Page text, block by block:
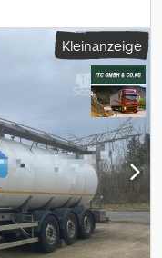
, Ausstattung:ABS, =
- Aluminiumfelgen
= Adr Adr: ✓ ADR-
Aluminiumfelgen: ✓
/
/ der
Baujahr: 1995
Anzahl der Fächer: 1
Steam
2 bar Wandstärke: 3.5
= Weitere
Kleinanzeige